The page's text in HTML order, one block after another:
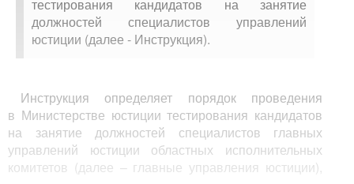
тестирования кандидатов на занятие
должностей специалистов управлений
юстиции (далее - Инструкция).
Инструкция определяет порядок проведения
в Министерстве юстиции тестирования кандидатов
на занятие должностей специалистов главных
управлений юстиции областных исполнительных
комитетов (далее – главные управления юстиции),